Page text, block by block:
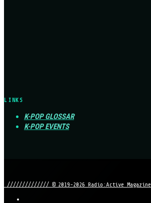
LINKS
K-POP GLOSSAR
K-POP EVENTS
////////////// © 2019-2026 Radio:Active Magazine